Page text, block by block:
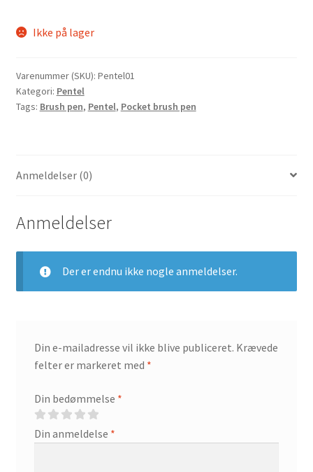
Ikke på lager
Varenummer (SKU): Pentel01
Kategori: Pentel
Tags: Brush pen, Pentel, Pocket brush pen
Anmeldelser (0)
Anmeldelser
Der er endnu ikke nogle anmeldelser.
Din e-mailadresse vil ikke blive publiceret. Krævede
felter er markeret med *
Din bedømmelse *
Din anmeldelse *